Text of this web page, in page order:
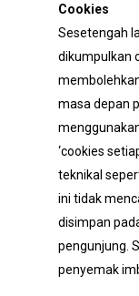
Cookies
Sesetengah
dikumpulkan
masa depan
‘cookies
teknikal
ini tidak
disimpan
pengunjung.
penyemak